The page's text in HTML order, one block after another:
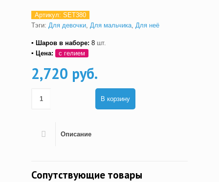
Артикул: SET380
Тэги: Для девочки, Для мальчика, Для неё
▪ Шаров в наборе: 8 шт.
▪ Цена:
с гелием
2,720 руб.
В корзину
Описание
Сопутствующие товары